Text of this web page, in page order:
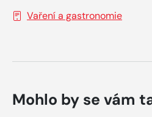
Vaření a gastronomie
Mohlo by se vám